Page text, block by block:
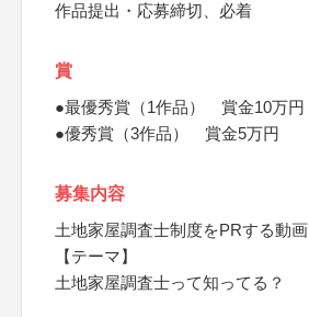
作品提出・応募締切、必着
賞
●最優秀賞（1作品） 賞金10万円
●優秀賞（3作品） 賞金5万円
募集内容
土地家屋調査士制度をPRする動画
【テーマ】
土地家屋調査士って知ってる？